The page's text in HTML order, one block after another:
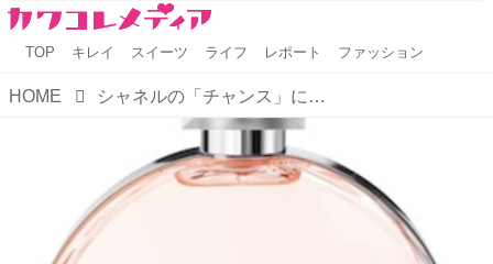
TOP キレイ スイーツ ライフ レポート ファッション
HOME シャネルの「チャンス」に、新たな香りが仲間入り。